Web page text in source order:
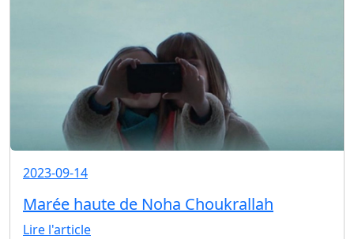
2023-09-14
Marée haute de Noha Choukrallah
Lire l'article